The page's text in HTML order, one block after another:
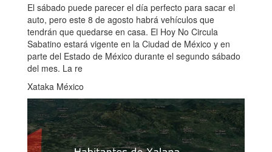
El sábado puede parecer el día perfecto para sacar el
auto, pero este 8 de agosto habrá vehículos que
tendrán que quedarse en casa. El Hoy No Circula
Sabatino estará vigente en la Ciudad de México y en
parte del Estado de México durante el segundo sábado
del mes. La re
Xataka México